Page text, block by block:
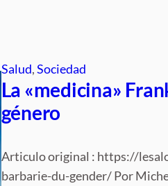
Salud, Sociedad
La «medicina»
género
Articulo original : https://
barbarie-du-gender/ Por